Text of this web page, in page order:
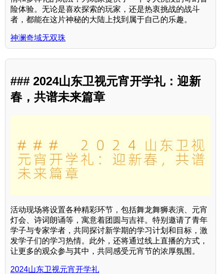
险体验。无论是喜欢探索的玩家，还是热衷挑战的战斗
者，都能在这片神秘的大陆上找到属于自己的乐趣。
神澜奇域无双珠
### 2024山东卫视元宵开学礼：迎新
春，共谱未来篇章
活动现场将设置各种精彩环节，包括舞龙舞狮表演、元宵
灯会、诗词朗诵等，寓意着团圆与吉祥。特别邀请了青年
学子与专家学者，共同探讨新学期的学习计划和目标，激
发学子们的学习热情。此外，还将通过线上直播的方式，
让更多的观众参与其中，共同感受元宵节的浓厚氛围。
2024山东卫视元宵开学礼